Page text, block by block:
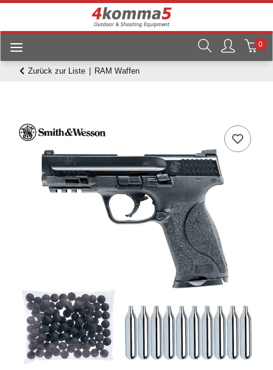
0
Zurück zur Liste RAM Waffen